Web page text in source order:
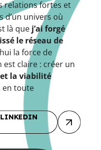
relations fortes et
d’un univers où
là que j’ai forgé
le réseau de
la force de
est claire : créer un
la viabilité
en toute